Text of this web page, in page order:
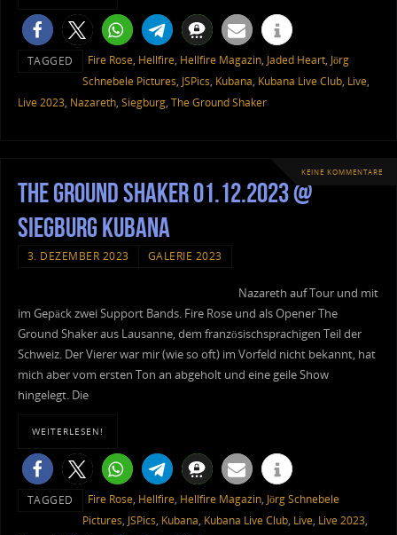
TAGGED Fire Rose, Hellfire, Hellfire Magazin, Jaded Heart, Jörg
Schnebele Pictures, JSPics, Kubana, Kubana Live Club, Live,
Live 2023, Nazareth, Siegburg, The Ground Shaker
KEINE KOMMENTARE
The Ground Shaker 01.12.2023 @
Siegburg Kubana
3. DEZEMBER 2023 GALERIE 2023
Nazareth auf Tour und mit
im Gepäck zwei Support Bands. Fire Rose und als Opener The
Ground Shaker aus Lausanne, dem französischsprachigen Teil der
Schweiz. Der Vierer war mir (wie so oft) im Vorfeld nicht bekannt, hat
mich aber vom ersten Ton an abgeholt und eine geile Show
hingelegt. Die
WEITERLESEN!
TAGGED Fire Rose, Hellfire, Hellfire Magazin, Jörg Schnebele
Pictures, JSPics, Kubana, Kubana Live Club, Live, Live 2023,